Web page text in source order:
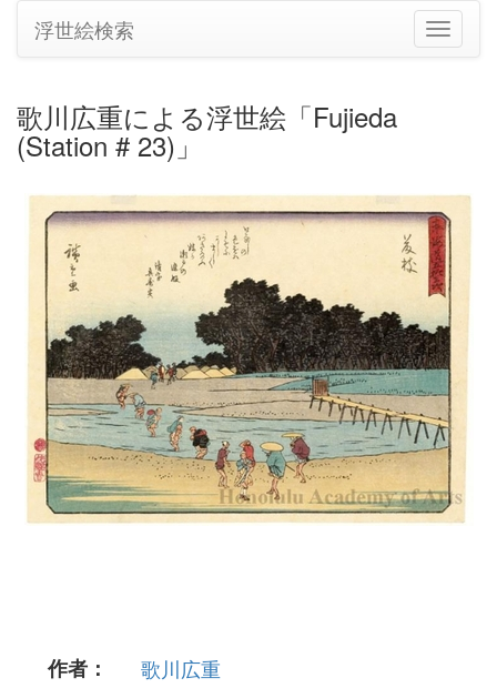
ナ
ビ
切
り
替
え
浮世絵検索
歌川広重による浮世絵「Fujieda
(Station # 23)」
作者：
歌川広重